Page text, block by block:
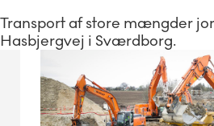
Transport af store mængder
Hasbjergvej i Sværdborg.